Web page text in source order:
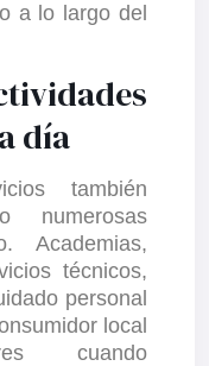
a lo largo del
día
también
numerosas
Academias,
técnicos,
personal
local
cuando